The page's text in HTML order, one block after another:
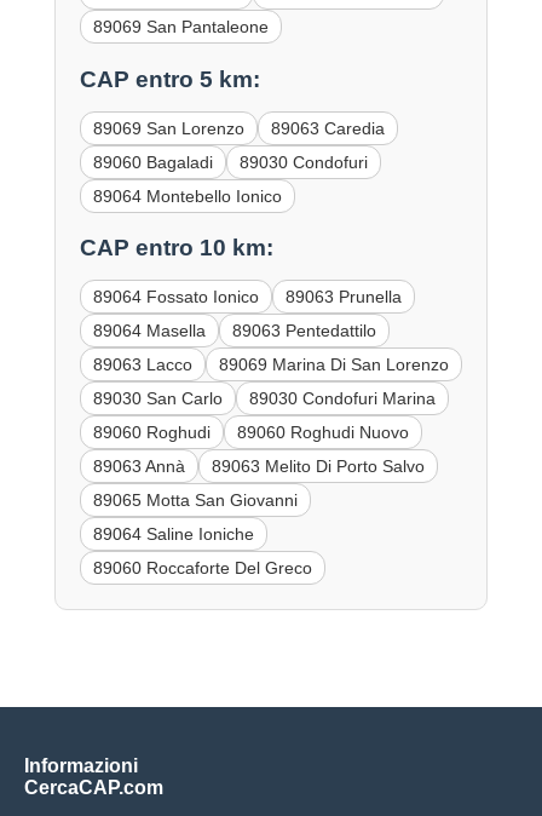
89069 San Pantaleone
CAP entro 5 km:
89069 San Lorenzo
89063 Caredia
89060 Bagaladi
89030 Condofuri
89064 Montebello Ionico
CAP entro 10 km:
89064 Fossato Ionico
89063 Prunella
89064 Masella
89063 Pentedattilo
89063 Lacco
89069 Marina Di San Lorenzo
89030 San Carlo
89030 Condofuri Marina
89060 Roghudi
89060 Roghudi Nuovo
89063 Annà
89063 Melito Di Porto Salvo
89065 Motta San Giovanni
89064 Saline Ioniche
89060 Roccaforte Del Greco
Informazioni
CercaCAP.com